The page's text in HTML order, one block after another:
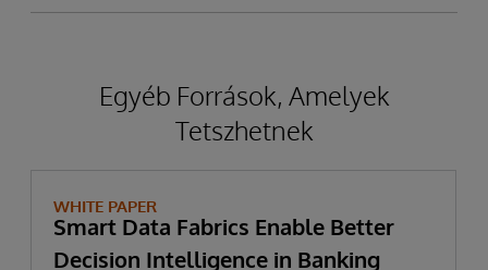
Egyéb Források, Amelyek
Tetszhetnek
WHITE PAPER
Smart Data Fabrics Enable Better
Decision Intelligence in Banking